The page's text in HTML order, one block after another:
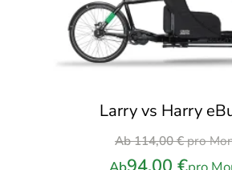
Larry vs Harry
Ab114,00€pro
Preis